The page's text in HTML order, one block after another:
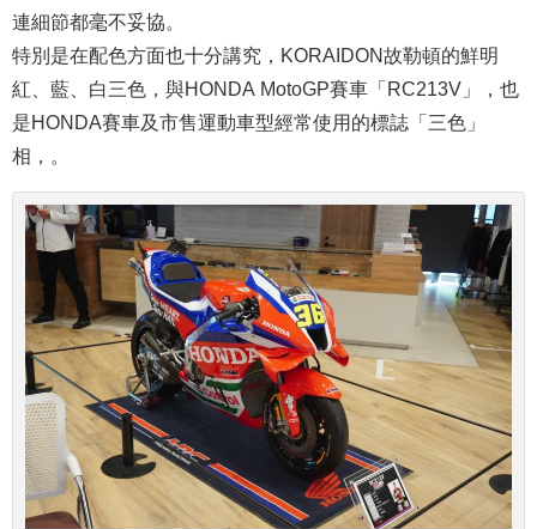
連細節都毫不妥協。
特別是在配色方面也十分講究，KORAIDON故勒頓的鮮明
紅、藍、白三色，與HONDA MotoGP賽車「RC213V」，也
是HONDA賽車及市售運動車型經常使用的標誌「三色」
相，。